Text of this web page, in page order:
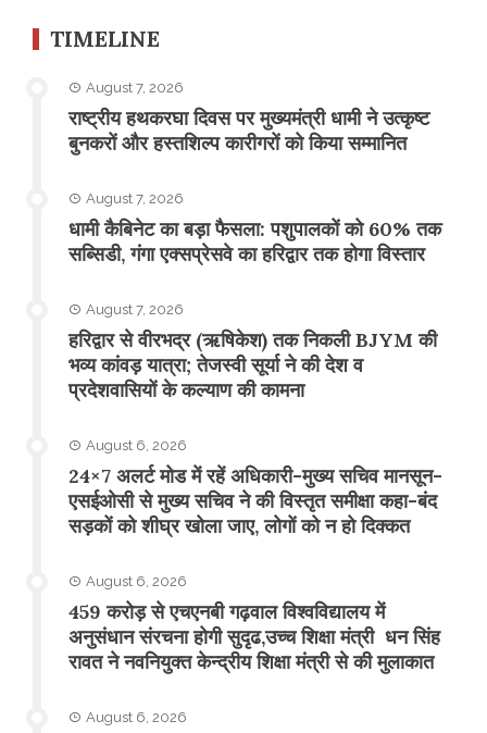
TIMELINE
August 7, 2026
राष्ट्रीय हथकरघा दिवस पर मुख्यमंत्री धामी ने उत्कृष्ट
बुनकरों और हस्तशिल्प कारीगरों को किया सम्मानित
August 7, 2026
​धामी कैबिनेट का बड़ा फैसला: पशुपालकों को 60% तक
सब्सिडी, गंगा एक्सप्रेसवे का हरिद्वार तक होगा विस्तार
August 7, 2026
​हरिद्वार से वीरभद्र (ऋषिकेश) तक निकली BJYM की
भव्य कांवड़ यात्रा; तेजस्वी सूर्या ने की देश व
प्रदेशवासियों के कल्याण की कामना
August 6, 2026
24×7 अलर्ट मोड में रहें अधिकारी-मुख्य सचिव मानसून-
एसईओसी से मुख्य सचिव ने की विस्तृत समीक्षा कहा-बंद
सड़कों को शीघ्र खोला जाए, लोगों को न हो दिक्कत
August 6, 2026
459 करोड़ से एचएनबी गढ़वाल विश्वविद्यालय में
अनुसंधान संरचना होगी सुदृढ,उच्च शिक्षा मंत्री धन सिंह
रावत ने नवनियुक्त केन्द्रीय शिक्षा मंत्री से की मुलाकात
August 6, 2026